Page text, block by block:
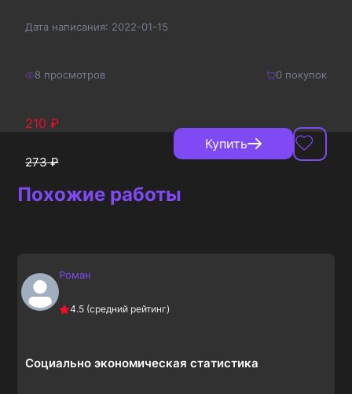
Дата написания: 2022-01-15
8 просмотров 0покупок
210 ₽
273₽
Купить
Похожие работы
Роман
4.5 (средний рейтинг)
Социально экономическая статистика